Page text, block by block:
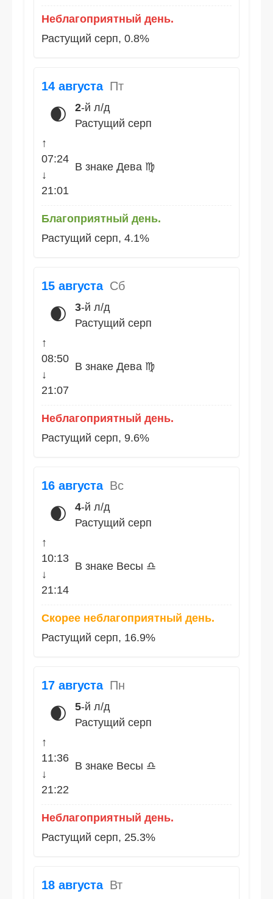
Неблагоприятный день.
Растущий серп, 0.8%
14 августа Пт
🌒 2-й л/д
Растущий серп
↑
07:24
↓
21:01
В знаке Дева ♍
Благоприятный день.
Растущий серп, 4.1%
15 августа Сб
🌒 3-й л/д
Растущий серп
↑
08:50
↓
21:07
В знаке Дева ♍
Неблагоприятный день.
Растущий серп, 9.6%
16 августа Вс
🌒 4-й л/д
Растущий серп
↑
10:13
↓
21:14
В знаке Весы ♎
Скорее неблагоприятный день.
Растущий серп, 16.9%
17 августа Пн
🌒 5-й л/д
Растущий серп
↑
11:36
↓
21:22
В знаке Весы ♎
Неблагоприятный день.
Растущий серп, 25.3%
18 августа Вт